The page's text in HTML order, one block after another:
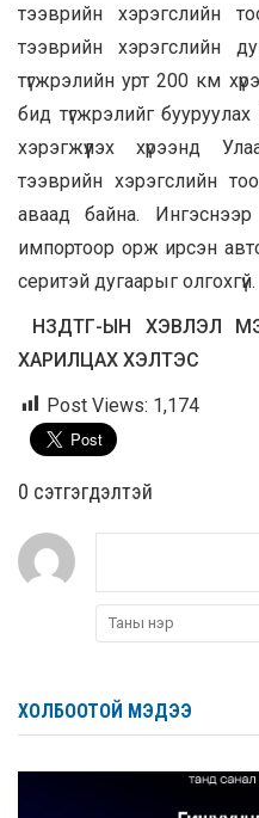
тээврийн хэрэгслийн
тээврийн хэрэгслийн
түгжрэлийн урт 200 км
бид түгжрэлийг
хэрэгжүүлэх хүрээнд
тээврийн хэрэгслийн
аваад байна.
импортоор орж ирсэн
серитэй дугаарыг олгохгүй.
НЗДТГ-ЫН ХЭВЛЭЛ
ХАРИЛЦАХ ХЭЛТЭС
Post Views: 1,174
0 cэтгэгдэлтэй
ХОЛБООТОЙ МЭДЭЭ